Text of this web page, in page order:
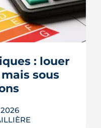
2 600 m²
une piste du
route d'Albi
jardin. Après
démarré. Le
juin 2027.: louer
sous